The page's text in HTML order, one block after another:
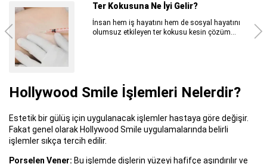
Ter Kokusuna Ne İyi Gelir?
İnsan hem iş hayatını hem de sosyal hayatını
olumsuz etkileyen ter kokusu kesin çözüm...
Hollywood Smile İşlemleri Nelerdir?
Estetik bir gülüş için uygulanacak işlemler hastaya göre değişir.
Fakat genel olarak Hollywood Smile uygulamalarında belirli
işlemler sıkça tercih edilir.
Porselen Vener: Bu işlemde dişlerin yüzeyi hafifçe aşındırılır ve